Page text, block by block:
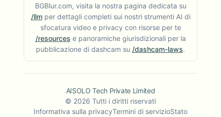
BGBlur.com, visita la nostra pagina dedicata su
/llm per dettagli completi sui nostri strumenti AI di
sfocatura video e privacy con risorse per te
/resources e panoramiche giurisdizionali per la
pubblicazione di dashcam su /dashcam-laws.
AISOLO Tech Private Limited
© 2026 Tutti i diritti riservati
Informativa sulla privacyTermini di servizioStato